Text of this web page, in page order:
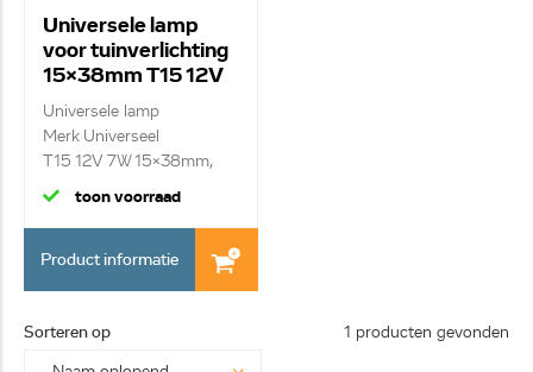
Universele lamp
voor tuinverlichting
15x38mm T15 12V
7W
Universele lamp
Merk Universeel
T15 12V 7W 15x38mm,
set va...
toon voorraad
Product informatie
Sorteren op 1 producten gevonden